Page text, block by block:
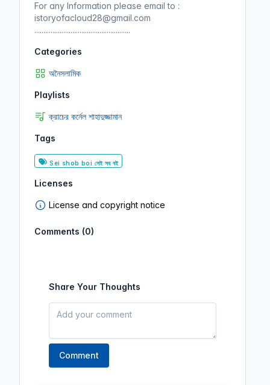
For any Information please email to :
istoryofacloud28@gmail.com
.....................................................
Categories
অনৈসলামিক
Playlists
ক্রাচের কর্নেল শাহাদুজ্জামান
Tags
Sei shob boi সেই সব বই
Licenses
License and copyright notice
Comments (0)
Share Your Thoughts
Comment